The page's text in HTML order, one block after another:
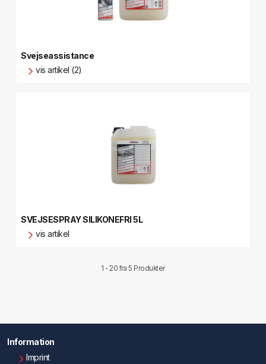
Svejseassistance
vis artikel (2)
SVEJSESPRAY SILIKONEFRI 5L
vis artikel
1 - 20 fra 5 Produkter
Information
Imprint